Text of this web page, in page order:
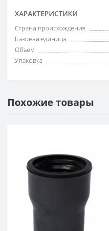
ХАРАКТЕРИСТИКИ
Cтрана происхождения
Базовая единица
Объем
Упаковка
Похожие товары